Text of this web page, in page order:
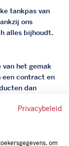
tankpas van
ons
alles bijhoudt.
van het gemak
een contract en
dan
betaal je
verzekerd
Privacybeleid
om